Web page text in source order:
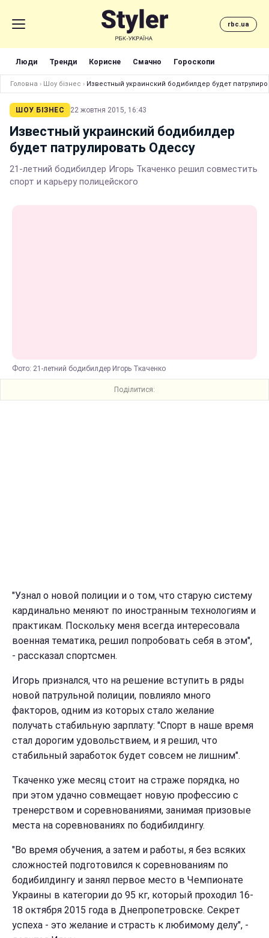
rbc.ua
Люди Тренди Корисне Смачно Гороскопи
Головна › Шоу бізнес › Известный украинский бодибилдер будет
ШОУ БІЗНЕС 22 жовтня 2015, 16:43
Известный украинский бодибилдер
будет патрулировать Одессу
21-летний бодибилдер Игорь Ткаченко решил совместить
спорт и карьеру полицейского
Фото: 21-летний бодибилдер Игорь Ткаченко
Поділитися:
"Узнал о новой полиции и о том, что старую систему
кардинально меняют по иностранным технологиям и
практикам. Поскольку меня всегда интересовала
военная тематика, решил попробовать себя в этом",
- рассказал спортсмен.
Игорь признался, что на решение вступить в ряды
новой патрульной полиции, повлияло много
факторов, одним из которых стало желание
получать стабильную зарплату: "Спорт в наше время
стал дорогим удовольствием, и я решил, что
стабильный заработок будет совсем не лишним".
Ткаченко уже месяц стоит на страже порядка, но
при этом удачно совмещает новую профессию с
тренерством и соревнованиями, занимая призовые
места на соревнованиях по бодибилдингу.
"Во время обучения, а затем и работы, я без всяких
сложностей подготовился к соревнованиям по
бодибилдингу и занял первое место в Чемпионате
Украины в категории до 95 кг, который проходил 16-
18 октября 2015 года в Днепропетровске. Секрет
успеха - это желание и страсть к любимому делу", -